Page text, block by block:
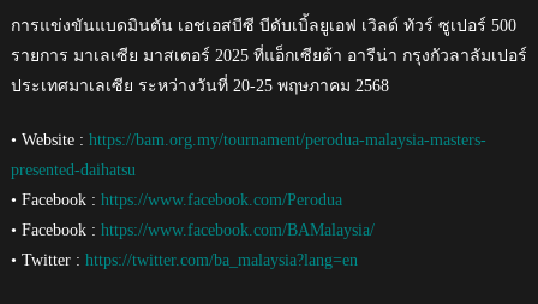
การแข่งขันแบดมินตัน เอชเอสบีซี บีดับเบิ้ลยูเอฟ เวิลด์ ทัวร์ ซูเปอร์ 500
รายการ มาเลเซีย มาสเตอร์ 2025 ที่แอ็กเซียต้า อารีน่า กรุงกัวลาลัมเปอร์
ประเทศมาเลเซีย ระหว่างวันที่ 20-25 พฤษภาคม 2568
• Website : https://bam.org.my/tournament/perodua-malaysia-masters-
presented-daihatsu
• Facebook : https://www.facebook.com/Perodua
• Facebook : https://www.facebook.com/BAMalaysia/
• Twitter : https://twitter.com/ba_malaysia?lang=en